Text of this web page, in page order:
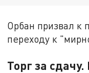
Орбан призвал к
переходу к
Торг за